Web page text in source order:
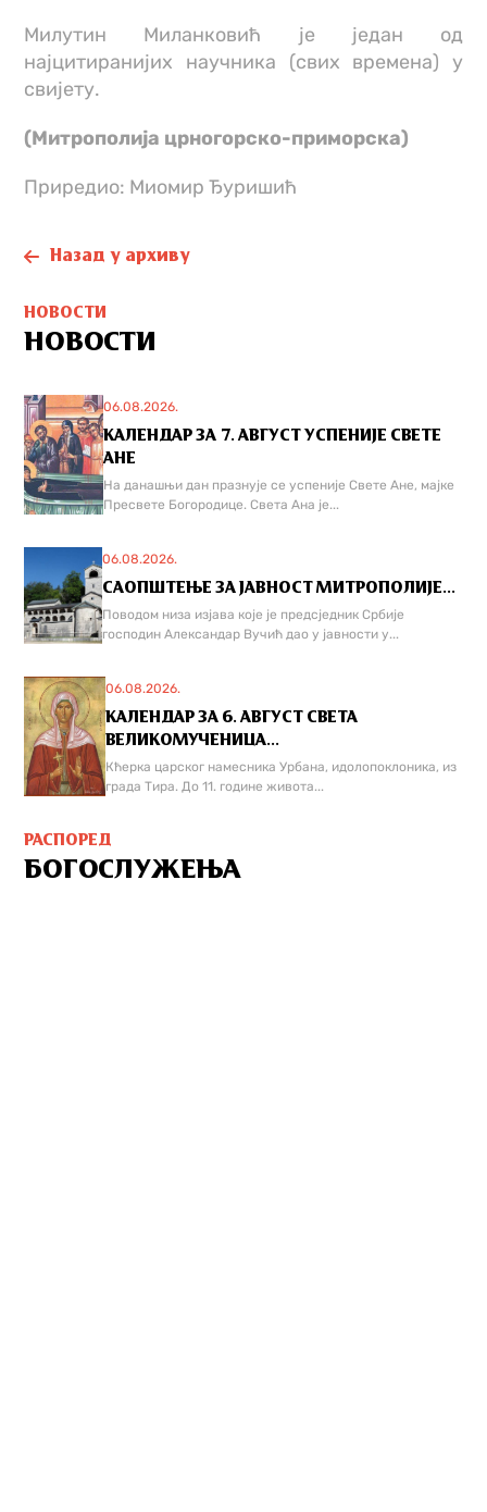
Милутин Миланковић је један од
најцитиранијих научника (свих времена) у
свијету.
(Митрополија црногорско-приморска)
Приредио: Миомир Ђуришић
Назад у архиву
НОВОСТИ
НОВОСТИ
06.08.2026.
КАЛЕНДАР ЗА 7. АВГУСТ УСПЕНИЈЕ СВЕТЕ
АНЕ
На данашњи дан празнује се успеније Свете Ане, мајке
Пресвете Богородице. Света Ана је...
06.08.2026.
САОПШТЕЊЕ ЗА ЈАВНОСТ МИТРОПОЛИЈЕ...
Поводом низа изјава које је предсједник Србије
господин Александар Вучић дао у јавности у...
06.08.2026.
КАЛЕНДАР ЗА 6. АВГУСТ СВЕТА
ВЕЛИКОМУЧЕНИЦА...
Кћерка царског намесника Урбана, идолопоклоника, из
града Тира. До 11. године живота...
РАСПОРЕД
БОГОСЛУЖЕЊА